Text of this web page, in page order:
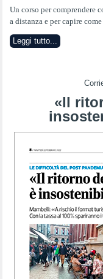
Un corso per comprendere
a distanza e per capire
Leggi tutto...
«Il